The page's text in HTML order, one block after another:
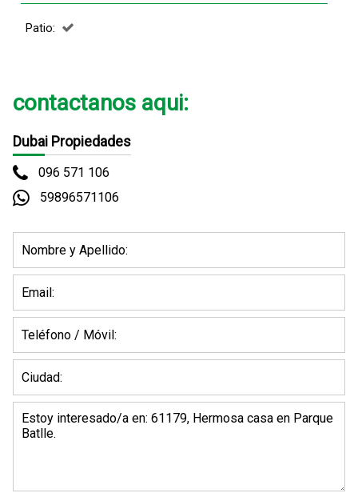
Patio:
contactanos aqui:
Dubai Propiedades
096 571 106
59896571106